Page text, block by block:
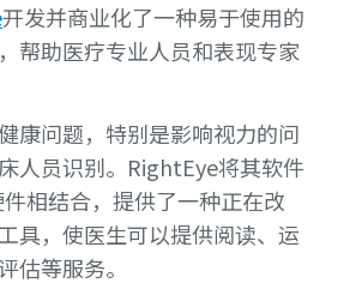
开发并商业化了一种易于使用的
帮助医疗专业人员和表现专家
康问题，特别是影响视力的问
人员识别。RightEye将其软件
相结合，提供了一种正在改
具，使医生可以提供阅读、运
估等服务。